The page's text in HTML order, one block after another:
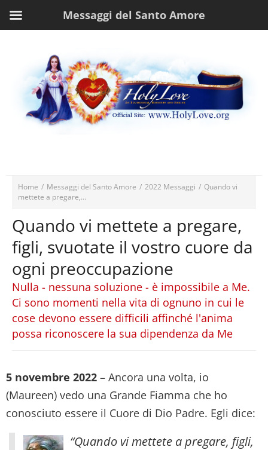
Home / Messaggi del Santo Amore / 2022 Messaggi / Quando vi
mettete a pregare,...
Quando vi mettete a pregare,
figli, svuotate il vostro cuore da
ogni preoccupazione
Nulla - nessuna soluzione - è impossibile a Me.
Ci sono momenti nella vita di ognuno in cui le
cose devono essere difficili affinché l'anima
possa riconoscere la sua dipendenza da Me
5 novembre 2022 – Ancora una volta, io
(Maureen) vedo una Grande Fiamma che ho
conosciuto essere il Cuore di Dio Padre. Egli dice:
“Quando vi mettete a pregare, figli,
Messaggi del Santo Amore